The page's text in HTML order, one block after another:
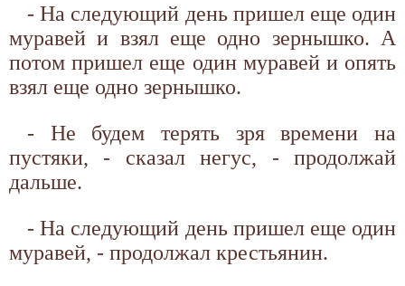
- На следующий день пришел еще один
муравей и взял еще одно зернышко. А
потом пришел еще один муравей и опять
взял еще одно зернышко.
- Не будем терять зря времени на
пустяки, - сказал негус, - продолжай
дальше.
- На следующий день пришел еще один
муравей, - продолжал крестьянин.